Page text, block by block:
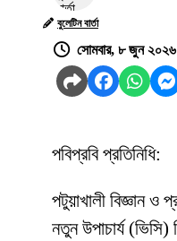
বুলেটিন বার্তা
সোমবার, ৮ জুন
পবিপ্রবি প্রতিনিধি:
পটুয়াখালী বিজ্ঞান ও
নতুন উপাচার্য (ভিসি)